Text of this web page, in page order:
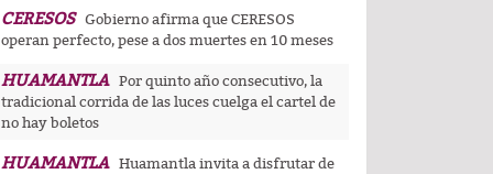
CERESOS Gobierno afirma que CERESOS
operan perfecto, pese a dos muertes en 10 meses
HUAMANTLA Por quinto año consecutivo, la
tradicional corrida de las luces cuelga el cartel de
no hay boletos
HUAMANTLA Huamantla invita a disfrutar de